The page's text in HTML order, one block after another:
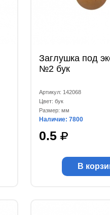
Заглушка под
№2 бук
Артикул: 142068
Цвет: бук
Размер: мм
Наличие: 7800
0.5
В